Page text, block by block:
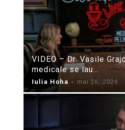
VIDEO – Dr. Vasile
medicale se iau...
Iulia Hoha - mai 26, 2026